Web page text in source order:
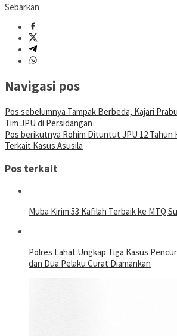
Sebarkan
Navigasi pos
Pos sebelumnya Tampak Berbeda, Kajari
Tim JPU di Persidangan
Pos berikutnya Rohim Dituntut JPU 12 Tahun
Terkait Kasus Asusila
Pos terkait
Muba Kirim 53 Kafilah Terbaik ke MTQ
Polres Lahat Ungkap Tiga Kasus
dan Dua Pelaku Curat Diamankan